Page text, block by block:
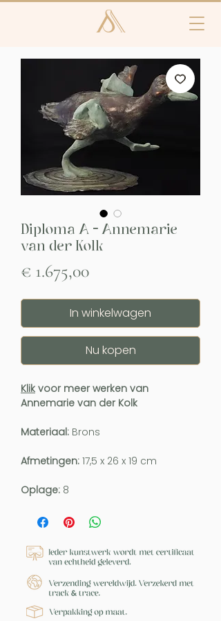
Diploma A - Annemarie
van der Kolk
€ 1.675,00Prijs
In winkelwagen
Nu kopen
Klik voor meer werken van
Annemarie van der Kolk
Materiaal: Brons
Afmetingen: 17,5 x 26 x 19 cm
Oplage: 8